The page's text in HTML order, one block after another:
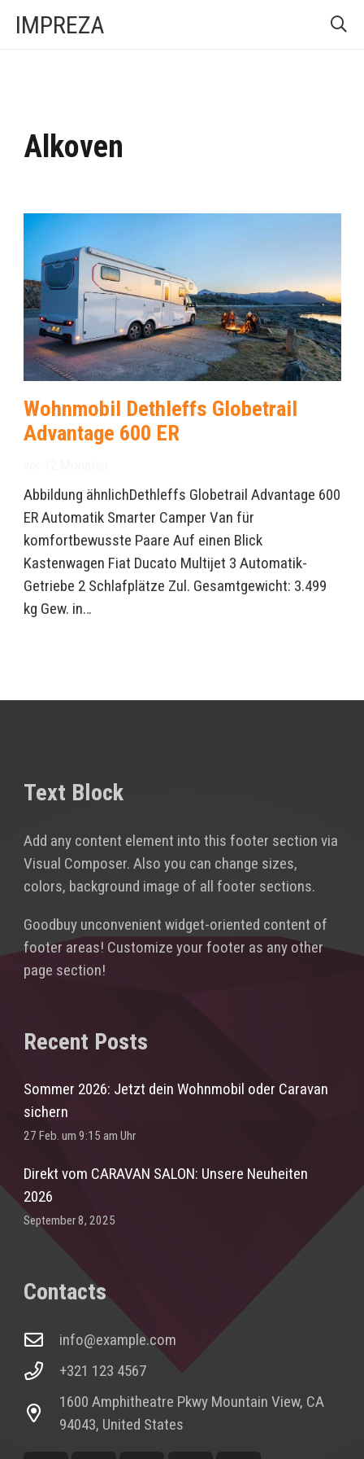
IMPREZA
Alkoven
Wohnmobil Dethleffs Globetrail
Advantage 600 ER
Abbildung ähnlichDethleffs Globetrail Advantage 600
ER Automatik Smarter Camper Van für
komfortbewusste Paare Auf einen Blick
Kastenwagen Fiat Ducato Multijet 3 Automatik-
Getriebe 2 Schlafplätze Zul. Gesamtgewicht: 3.499
kg Gew. in…
Text Block
Add any content element into this footer section via
Visual Composer. Also you can change sizes,
colors, background image of all footer sections.
Goodbuy unconvenient widget-oriented content of
footer areas! Customize your footer as any other
page section!
Recent Posts
Sommer 2026: Jetzt dein Wohnmobil oder Caravan
sichern
27 Feb. um 9:15 am Uhr
Direkt vom CARAVAN SALON: Unsere Neuheiten
2026
September 8, 2025
Contacts
info@example.com
+321 123 4567
1600 Amphitheatre Pkwy Mountain View, CA
94043, United States